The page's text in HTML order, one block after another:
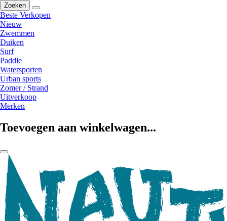
Zoeken
Beste Verkopen
Nieuw
Zwemmen
Duiken
Surf
Paddle
Watersporten
Urban sports
Zomer / Strand
Uitverkoop
Merken
Toevoegen aan winkelwagen...